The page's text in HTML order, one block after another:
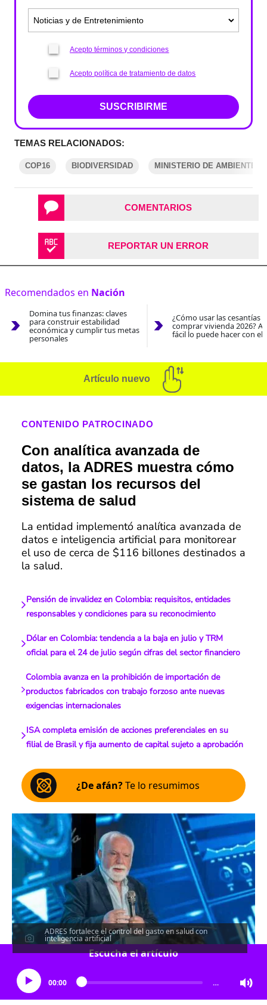
Acepto términos y condiciones
Acepto política de tratamiento de datos
SUSCRIBIRME
TEMAS RELACIONADOS:
COP16 BIODIVERSIDAD MINISTERIO DE AMBIENTE
COMENTARIOS
REPORTAR UN ERROR
Recomendados en Nación
Domina tus finanzas: claves
para construir estabilidad
económica y cumplir tus metas
personales
¿Cómo usar las cesantías
comprar vivienda 2026?
fácil lo puede hacer con el
Artículo nuevo
CONTENIDO PATROCINADO
Con analítica avanzada de
datos, la ADRES muestra cómo
se gastan los recursos del
sistema de salud
La entidad implementó analítica avanzada de
datos e inteligencia artificial para monitorear
el uso de cerca de $116 billones destinados a
la salud.
Pensión de invalidez en Colombia: requisitos, entidades
responsables y condiciones para su reconocimiento
Dólar en Colombia: tendencia a la baja en julio y TRM
oficial para el 24 de julio según cifras del sector financiero
Colombia avanza en la prohibición de importación de
productos fabricados con trabajo forzoso ante nuevas
exigencias internacionales
ISA completa emisión de acciones preferenciales en su
filial de Brasil y fija aumento de capital sujeto a aprobación
¿De afán?Te lo resumimos
ADRES fortalece el control del gasto en salud con
inteligencia artificial
Escucha el artículo
00:00 …